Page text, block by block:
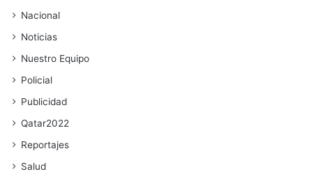
Nacional
Noticias
Nuestro Equipo
Policial
Publicidad
Qatar2022
Reportajes
Salud